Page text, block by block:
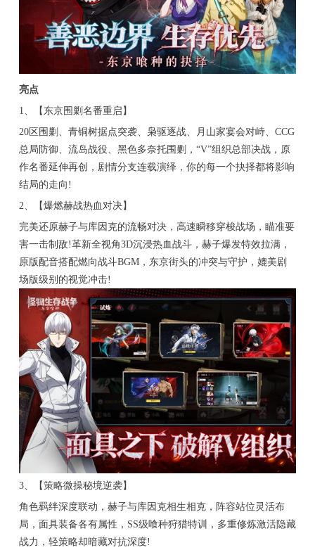
亮点
1、【东京围剿名番重启】
20区围剿、青铜树据点突袭、枭驱逐战、月山家宴会对峙、CCG
总局防御、流岛战役、黑色多奈托围剿，“V”组织总部决战，原
作名番延伸再创，剧情分支连载演绎，你的每一个抉择都将影响
结局的走向!
2、【爆燃赫战热血对决】
完美还原赫子与库因克的流畅对决，高速瞬移穿梭战场，瞄准要
害一击制敌!革新全视角3D沉浸热血战斗，赫子爆发特效拉满，
原版配音搭配燃向战斗BGM，东京街头的冲突与守护，媲美剧
场版级别的视觉冲击!
3、【策略微操秘境逆袭】
角色羁绊深度联动，赫子与库因克相生相克，阵容站位灵活布
局，面具装备各有属性，SS级喰种狩猎特训，多重修炼激活隐藏
战力，轻策略却暗藏对抗深度!